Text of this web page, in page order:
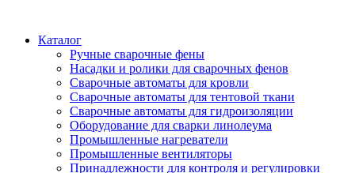
Каталог
Ручные сварочные фены
Насадки и ролики для сварочных фенов
Сварочные автоматы для кровли
Сварочные автоматы для тентовой ткани
Сварочные автоматы для гидроизоляции
Оборудование для сварки линолеума
Промышленные нагреватели
Промышленные вентиляторы
Принадлежности для контроля и регулировки